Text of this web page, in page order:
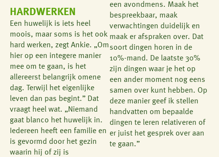
HARDWERKEN
Een huwelijk is iets heel
moois, maar soms is het ook
hard werken, zegt Ankie. „Om
hier op een integere manier
mee om te gaan, is het
allereerst belangrijk omene
dag. Terwijl het eigenlijke
leven dan pas begint.” Dat
vraagt heel wat. „Niemand
gaat blanco het huwelijk in.
Iedereen heeft een familie en
is gevormd door het gezin
waarin hij of zij is
een avondmens. Maak het
bespreekbaar, maak
verwachtingen duidelijk en
maak er afspraken over. Dat
soort dingen horen in de
10%-mand. De laatste 30%
zijn dingen waar je het op
een ander moment nog eens
samen over kunt hebben. Op
deze manier geef ik stellen
handvatten om bepaalde
dingen te leren relativeren of
er juist het gesprek over aan
te gaan.”